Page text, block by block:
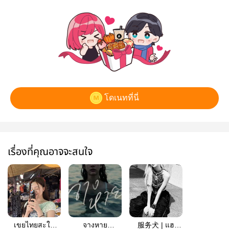
โดเนทที่นี่
เรื่องที่คุณอาจจะสนใจ
เขยไทยสะใภ้
จางหาย
服务犬 | แฮ